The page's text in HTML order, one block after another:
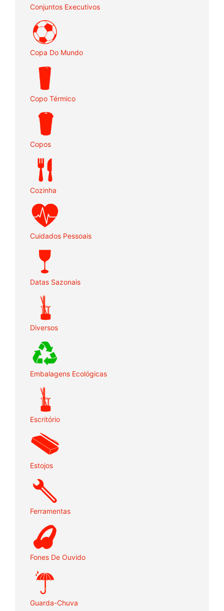
Conjuntos Executivos
Copa Do Mundo
Copo Térmico
Copos
Cozinha
Cuidados Pessoais
Datas Sazonais
Diversos
Embalagens Ecológicas
Escritório
Estojos
Ferramentas
Fones De Ouvido
Guarda-Chuva